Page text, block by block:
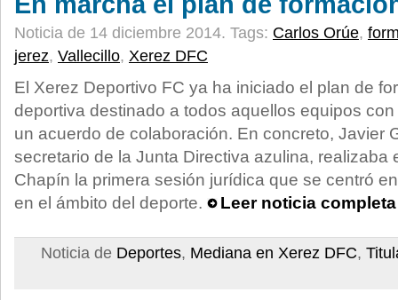
Noticia de 14 diciembre 2014. Tags: Carlos Orúe,
jerez, Vallecillo, Xerez DFC
El Xerez Deportivo FC ya ha iniciado el plan de
deportiva destinado a todos aquellos equipos
un acuerdo de colaboración. En concreto, Javier
secretario de la Junta Directiva azulina, realizaba
Chapín la primera sesión jurídica que se centró
en el ámbito del deporte.
Leer noticia completa
Noticia de Deportes, Mediana en Xerez DFC,